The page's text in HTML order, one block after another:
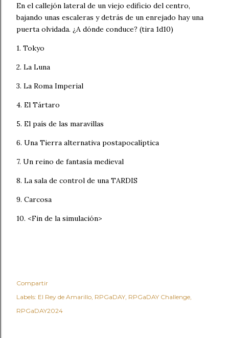
En el callejón lateral de un viejo edificio del centro,
bajando unas escaleras y detrás de un enrejado hay una
puerta olvidada. ¿A dónde conduce? (tira 1d10)
1. Tokyo
2. La Luna
3. La Roma Imperial
4. El Tártaro
5. El país de las maravillas
6. Una Tierra alternativa postapocalíptica
7. Un reino de fantasía medieval
8. La sala de control de una TARDIS
9. Carcosa
10. <Fin de la simulación>
Compartir
Labels: El Rey de Amarillo RPGaDAY RPGaDAY Challenge
RPGaDAY2024